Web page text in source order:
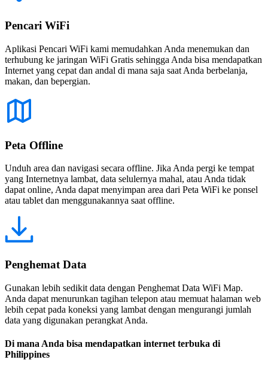
Pencari WiFi
Aplikasi Pencari WiFi kami memudahkan Anda menemukan dan
terhubung ke jaringan WiFi Gratis sehingga Anda bisa mendapatkan
Internet yang cepat dan andal di mana saja saat Anda berbelanja,
makan, dan bepergian.
Peta Offline
Unduh area dan navigasi secara offline. Jika Anda pergi ke tempat
yang Internetnya lambat, data selulernya mahal, atau Anda tidak
dapat online, Anda dapat menyimpan area dari Peta WiFi ke ponsel
atau tablet dan menggunakannya saat offline.
Penghemat Data
Gunakan lebih sedikit data dengan Penghemat Data WiFi Map.
Anda dapat menurunkan tagihan telepon atau memuat halaman web
lebih cepat pada koneksi yang lambat dengan mengurangi jumlah
data yang digunakan perangkat Anda.
Di mana Anda bisa mendapatkan internet terbuka di
Philippines